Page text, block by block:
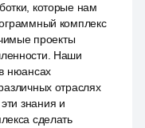
которые нам
комплекс
проекты
Наши
нюансах
отраслях
знания и
сделать